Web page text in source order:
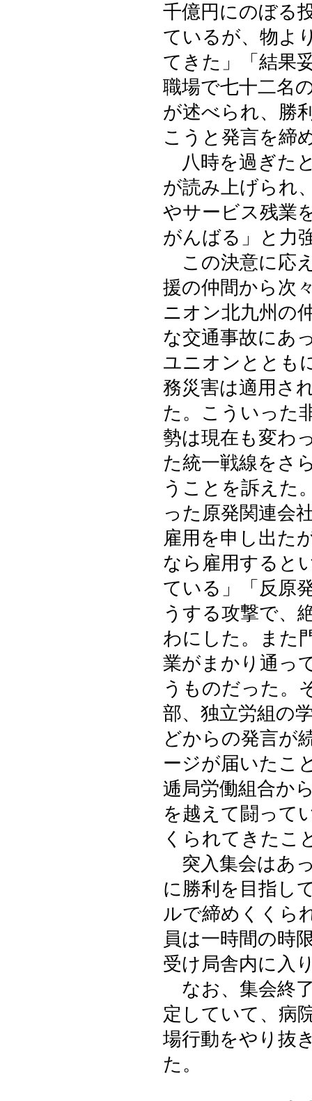
千億円にのぼる
ているが、物よ
てきた」「結果
職場で七十二名
が述べられ、勝
こうと発言を締
八時を過ぎた
が読み上げられ
やサービス残業
がんばる」と力
この決意に応
援の仲間から次
ニオン北九州の
な交通事故にあ
ユニオンととも
務災害は適用さ
た。こういった
勢は現在も変わ
た統一戦線をさ
うことを訴えた
った原発関連会
雇用を申し出た
なら雇用すると
ている」「反原
うする攻撃で、
わにした。また
業がまかり通っ
うものだった。
部、独立労組の
どからの発言が
ージが届いたこ
逓局労働組合か
を越えて闘って
くられてきたこ
突入集会はあ
に勝利を目指し
ルで締めくくら
員は一時間の時
受け局舎内に入
なお、集会終
定していて、病
場行動をやり抜
た。